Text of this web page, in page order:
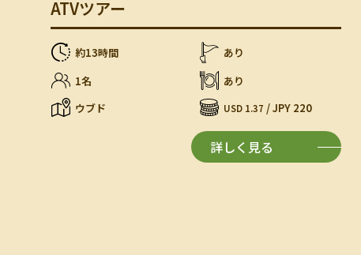
ATVツアー
約13時間
あり
1名
あり
ウブド
USD 1.37 / JPY 220
詳しく見る